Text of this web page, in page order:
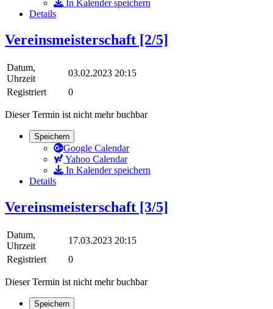
In Kalender speichern
Details
Vereinsmeisterschaft [2/5]
Datum,
Uhrzeit
03.02.2023 20:15
Registriert
0
Dieser Termin ist nicht mehr buchbar
Speichern
Google Calendar
Yahoo Calendar
In Kalender speichern
Details
Vereinsmeisterschaft [3/5]
Datum,
Uhrzeit
17.03.2023 20:15
Registriert
0
Dieser Termin ist nicht mehr buchbar
Speichern